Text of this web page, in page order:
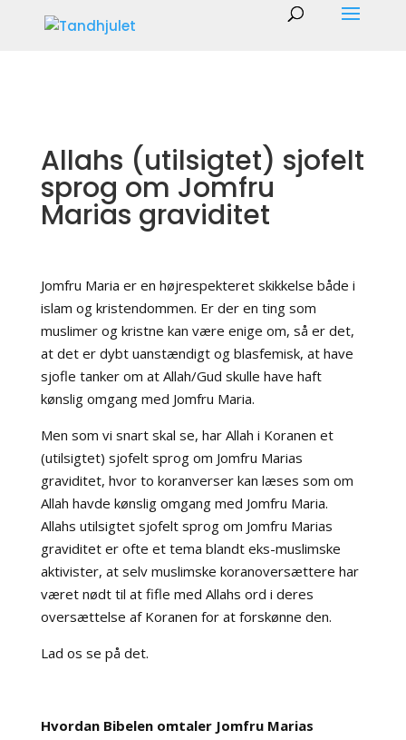
Allahs (utilsigtet) sjofelt
sprog om Jomfru
Marias graviditet
Jomfru Maria er en højrespekteret skikkelse både i
islam og kristendommen. Er der en ting som
muslimer og kristne kan være enige om, så er det,
at det er dybt uanstændigt og blasfemisk, at have
sjofle tanker om at Allah/Gud skulle have haft
kønslig omgang med Jomfru Maria.
Men som vi snart skal se, har Allah i Koranen et
(utilsigtet) sjofelt sprog om Jomfru Marias
graviditet, hvor to koranverser kan læses som om
Allah havde kønslig omgang med Jomfru Maria.
Allahs utilsigtet sjofelt sprog om Jomfru Marias
graviditet er ofte et tema blandt eks-muslimske
aktivister, at selv muslimske koranoversættere har
været nødt til at fifle med Allahs ord i deres
oversættelse af Koranen for at forskønne den.
Lad os se på det.
Hvordan Bibelen omtaler Jomfru Marias